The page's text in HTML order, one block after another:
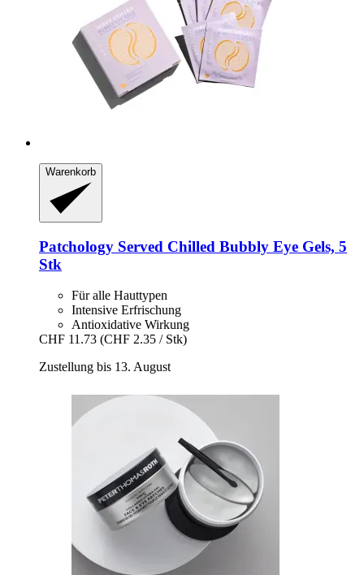
Warenkorb
Patchology Served Chilled Bubbly Eye Gels, 5
Stk
Für alle Hauttypen
Intensive Erfrischung
Antioxidative Wirkung
CHF 11.73 (CHF 2.35 / Stk)
Zustellung bis 13. August